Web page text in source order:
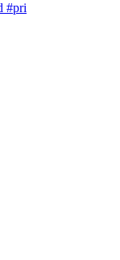
#pri